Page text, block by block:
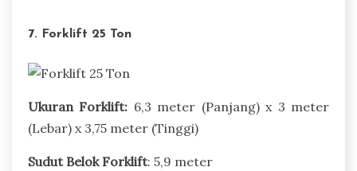
7. Forklift 25 Ton
Ukuran Forklift: 6,3 meter (Panjang) x 3 meter
(Lebar) x 3,75 meter (Tinggi)
Sudut Belok Forklift: 5,9 meter